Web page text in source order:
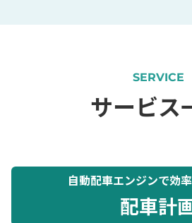
SERVICE
サービス
自動配車エンジンで効
配車計